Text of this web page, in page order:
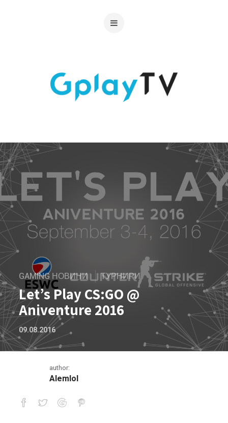
GAMING НОВИНИ ТУРНИРИ
Let’s Play CS:GO @
Aniventure 2016
09.08.2016
author:
Alemlol